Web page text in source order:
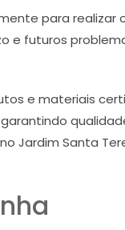
para realizar
e futuros
e materiais
Jardim Santa